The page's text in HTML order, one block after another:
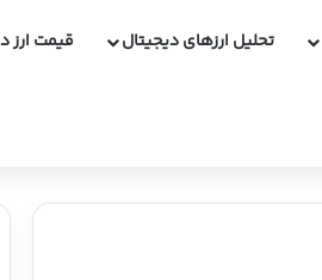
تحلیل ارزهای دیجیتال قیمت ارز